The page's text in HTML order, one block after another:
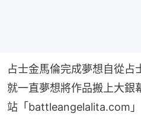
占士金馬倫完成夢想自從占
就一直夢想將作品搬上大銀
站「battleangelalita.com